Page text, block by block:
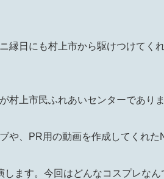
縁日にも村上市から駆けつけてく
村上市民ふれあいセンターであり
や、PR用の動画を作成してくれ
します。今回はどんなコスプレ